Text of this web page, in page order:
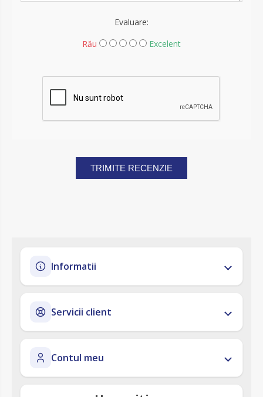
Evaluare:
Rău
Excelent
TRIMITE RECENZIE
Informatii
Servicii client
Contul meu